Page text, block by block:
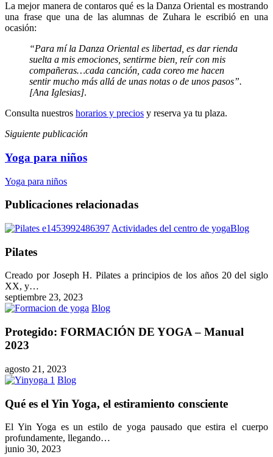
La mejor manera de contaros qué es la Danza Oriental es mostrando
una frase que una de las alumnas de Zuhara le escribió en una
ocasión:
“Para mí la Danza Oriental es libertad, es dar rienda
suelta a mis emociones, sentirme bien, reír con mis
compañeras…cada canción, cada coreo me hacen
sentir mucho más allá de unas notas o de unos pasos”.
[Ana Iglesias].
Consulta nuestros horarios y precios y reserva ya tu plaza.
Siguiente publicación
Yoga para niños
Yoga para niños
Publicaciones relacionadas
Actividades del centro de yogaBlogPilates
Pilates
Creado por Joseph H. Pilates a principios de los años 20 del siglo
XX, y…
septiembre 23, 2023
BlogProtegido:
DE
Protegido: FORMACIÓN DE YOGA – Manual
2023
agosto 21, 2023
BlogQué
el
Yin
Yoga,
el
estiramiento
Qué es el Yin Yoga, el estiramiento consciente
El Yin Yoga es un estilo de yoga pausado que estira el cuerpo
profundamente, llegando…
junio 30, 2023